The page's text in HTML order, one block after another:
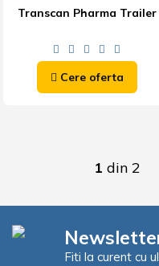
Transcan Pharma Trailer
Cere oferta
1 din 2
Fiti la curent cu